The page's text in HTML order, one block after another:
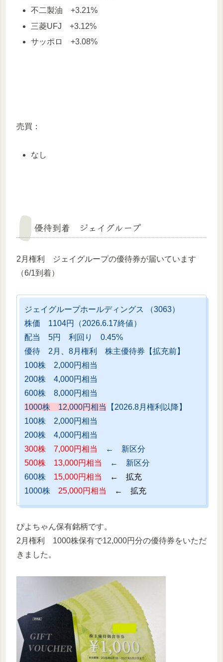
不二製油 +3.21%
三菱UFJ +3.12%
サッポロ +3.08%
売買：
なし
優待到着 ジェイグループ
2月権利 ジェイグループの優待券が届いています
（6/1到着）
ジェイグループホールディングス （3063）
株価 1104円（2026.6.17終値）
配当 5円 利回り 0.45%
優待 2月、8月権利 株主優待券【拡充前】
100株 2,000円相当
200株 4,000円相当
600株 8,000円相当
1000株 12,000円相当
【2026.8月権利以降】
100株 2,000円相当
200株 4,000円相当
300株 7,000円相当
← 新区分
500株 13,000円相当
← 新区分
600株 15,000円相当
← 拡充
1000株 25,000円相当 ← 拡充
ぴよちゃん保有銘柄です。
2月権利 1000株保有で12,000円分の優待券をいただ
きました。